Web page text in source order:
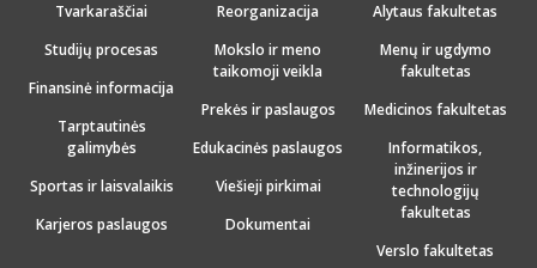
Tvarkaraščiai
Studijų procesas
Finansinė informacija
Tarptautinės
galimybės
Sportas ir laisvalaikis
Karjeros paslaugos
Reorganizacija
Mokslo ir meno
taikomoji veikla
Prekės ir paslaugos
Edukacinės paslaugos
Viešieji pirkimai
Dokumentai
Alytaus fakultetas
Menų ir ugdymo
fakultetas
Medicinos fakultetas
Informatikos,
inžinerijos ir
technologijų
fakultetas
Verslo fakultetas